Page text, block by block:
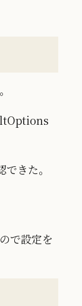
きた。
で設定を